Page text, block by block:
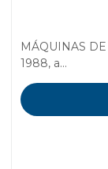
MÁQUINAS
1988, a...